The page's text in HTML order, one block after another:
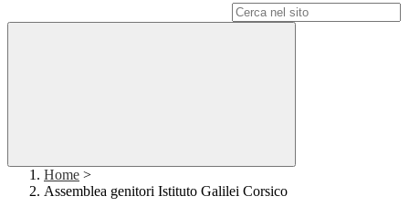
Home >
Assemblea genitori Istituto Galilei Corsico